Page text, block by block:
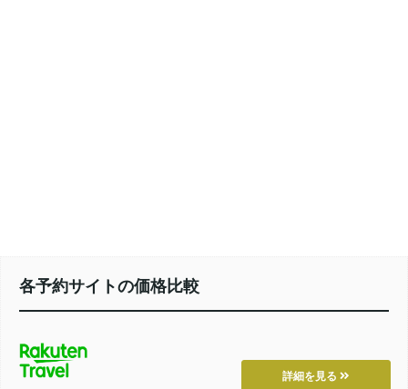
各予約サイトの価格比較
詳細を見る